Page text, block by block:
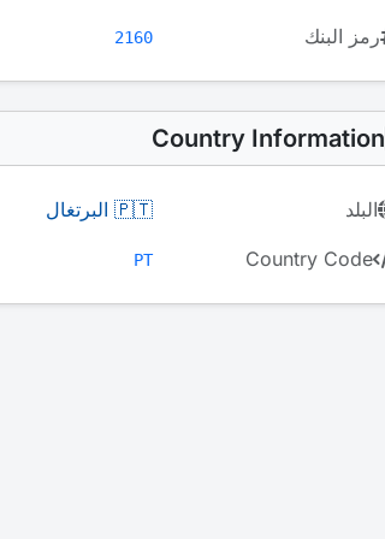
رمز البنك 2160
Country Information
البلد 🇵🇹 البرتغال
Country Code
PT